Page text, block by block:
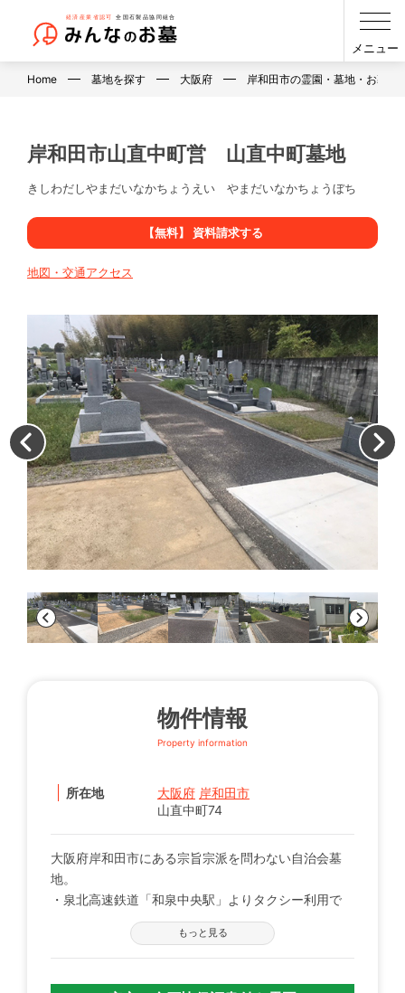
メニュー
Home 墓地を探す 大阪府 岸和田市の霊園・墓地・お墓
岸和田市山直中町営 山直中町墓地
きしわだしやまだいなかちょうえい やまだいなかちょうぼち
【無料】 資料請求する
地図・交通アクセス
物件情報
Property information
所在地 大阪府 岸和田市
山直中町74
大阪府岸和田市にある宗旨宗派を問わない自治会墓
地。
・泉北高速鉄道「和泉中央駅」よりタクシー利用で
・阪和自動車道「岸和田和泉インター」から車で9
分。
居住地制限はなく、どなたでもお申込ができます。
もっと見る